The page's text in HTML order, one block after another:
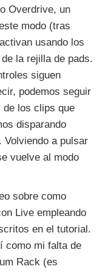
Overdrive, un
modo (tras
usando los
la rejilla de pads.
siguen
podemos seguir
de los clips que
disparando
Volviendo a pulsar
vuelve al modo
sobre como
Live empleando
en el tutorial.
como mi falta de
Rack (es